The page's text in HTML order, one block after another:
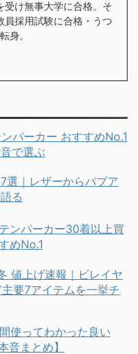
受け無事大学に合格。そ
員採用試験に合格・うつ
身。
パーカー おすすめNo.1
で選ぶ
選｜レザーからバブア
る
ンパーカー30着以上買
めNo.1
値上げ速報｜ビレイヤ
要7アイテムを一挙チ
使ってわかった良い
音まとめ】